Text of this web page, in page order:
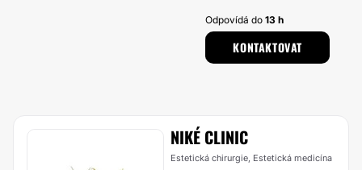
Odpovídá do13 h
KONTAKTOVAT
NIKÉ CLINIC
Estetická chirurgie, Estetická medicína